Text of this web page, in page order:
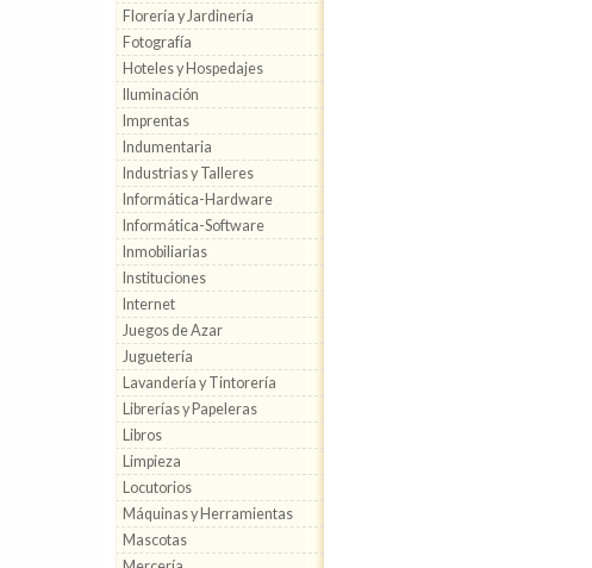
Florería y Jardinería
Fotografía
Hoteles y Hospedajes
Iluminación
Imprentas
Indumentaria
Industrias y Talleres
Informática-Hardware
Informática-Software
Inmobiliarias
Instituciones
Internet
Juegos de Azar
Juguetería
Lavandería y Tintorería
Librerías y Papeleras
Libros
Limpieza
Locutorios
Máquinas y Herramientas
Mascotas